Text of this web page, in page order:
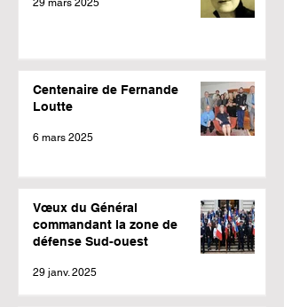
Centenaire de Fernande
Loutte
6 mars 2025
Vœux du Général
commandant la zone de
défense Sud-ouest
29 janv. 2025